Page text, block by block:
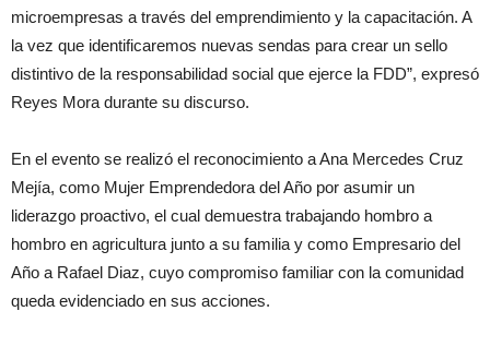
microempresas a través del emprendimiento y la capacitación. A
la vez que identificaremos nuevas sendas para crear un sello
distintivo de la responsabilidad social que ejerce la FDD”, expresó
Reyes Mora durante su discurso.
En el evento se realizó el reconocimiento a Ana Mercedes Cruz
Mejía, como Mujer Emprendedora del Año por asumir un
liderazgo proactivo, el cual demuestra trabajando hombro a
hombro en agricultura junto a su familia y como Empresario del
Año a Rafael Diaz, cuyo compromiso familiar con la comunidad
queda evidenciado en sus acciones.